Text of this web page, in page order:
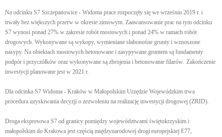
Na odcinku S7 Szczepanowice - Widoma prace rozpoczęły się we wrześniu 2019 r. i
trwały bez większych przerw w okresie zimowym. Zaawansowanie prac na tym odcinku
S7 wynosi ponad 27% w zakresie robót mostowych i ponad 24% w ramach robót
drogowych. Wykonywane są wykopy, wymieniane słabonośne grunty i wznoszone
nasypy. Na obiektach mostowych betonowane i zasypywane gruntem są fundamenty
podpór i przyczółków oraz wykonywane są zbrojenia i betonowanie filarów. Zakończenie
inwestycji planowane jest w 2021 r.
Dla odcinka S7 Widoma - Kraków w Małopolskim Urzędzie Wojewódzkim trwa
procedura uzyskiwania decyzji o zezwoleniu na realizację inwestycji drogowej (ZRID).
Droga ekspresowa S7 od granicy pomiędzy województwami świętokrzyskim i
małopolskim do Krakowa jest częścią międzynarodowej drogi europejskiej E77,